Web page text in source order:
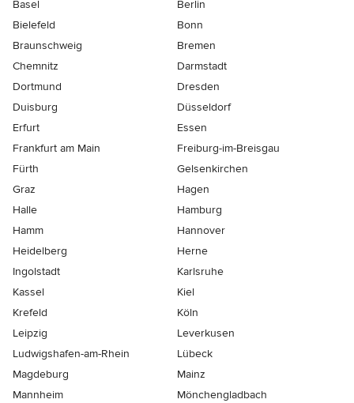
Basel
Berlin
Bielefeld
Bonn
Braunschweig
Bremen
Chemnitz
Darmstadt
Dortmund
Dresden
Duisburg
Düsseldorf
Erfurt
Essen
Frankfurt am Main
Freiburg-im-Breisgau
Fürth
Gelsenkirchen
Graz
Hagen
Halle
Hamburg
Hamm
Hannover
Heidelberg
Herne
Ingolstadt
Karlsruhe
Kassel
Kiel
Krefeld
Köln
Leipzig
Leverkusen
Ludwigshafen-am-Rhein
Lübeck
Magdeburg
Mainz
Mannheim
Mönchen­gladbach